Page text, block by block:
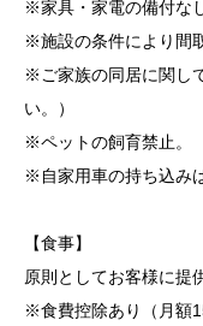
※家具・家電の備付なし
※施設の条件により間
※ご家族の同居に関し
い。）
※ペットの飼育禁止。
※自家用車の持ち込み
【食事】
原則としてお客様に提
※食費控除あり（月額